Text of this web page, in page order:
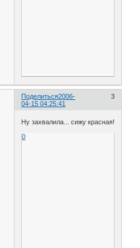
Поделиться 3
2006-
04-15 04:25:41
Ну захвалила... сижу красная!
0